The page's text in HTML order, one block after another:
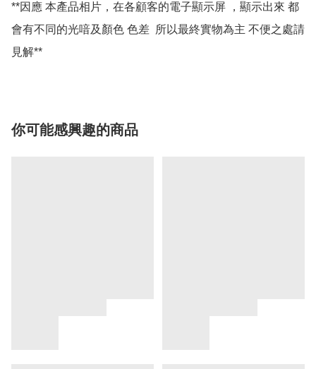
**因應 本產品相片，在各顧客的電子顯示屏 ，顯示出來 都
會有不同的光喑及顏色 色差  所以最終實物為主 不便之處請
你可能感興趣的商品